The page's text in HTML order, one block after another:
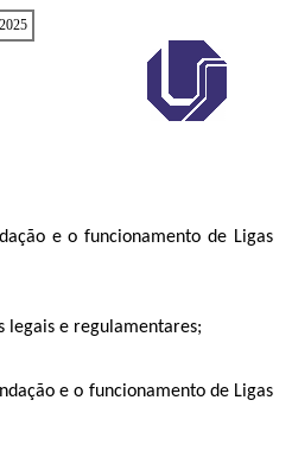
e o funcionamento de Ligas
legais e regulamentares;
e o funcionamento de Ligas